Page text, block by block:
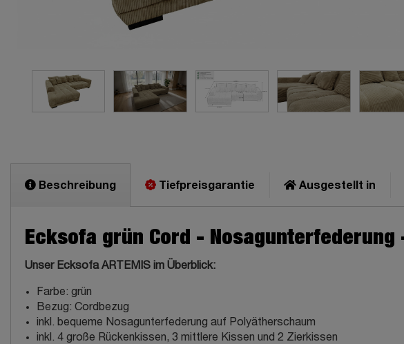
Beschreibung Tiefpreisgarantie Ausgestellt in
Ecksofa grün Cord - Nosagunterfederung -
Unser Ecksofa ARTEMIS im Überblick:
Farbe: grün
Bezug: Cordbezug
inkl. bequeme Nosagunterfederung auf Polyätherschaum
inkl. 4 große Rückenkissen, 3 mittlere Kissen und 2 Zierkissen